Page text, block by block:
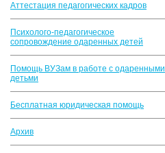
Аттестация педагогических кадров
Психолого-педагогическое
сопровождение одаренных детей
Помощь ВУЗам в работе с одаренными
детьми
Бесплатная юридическая помощь
Архив